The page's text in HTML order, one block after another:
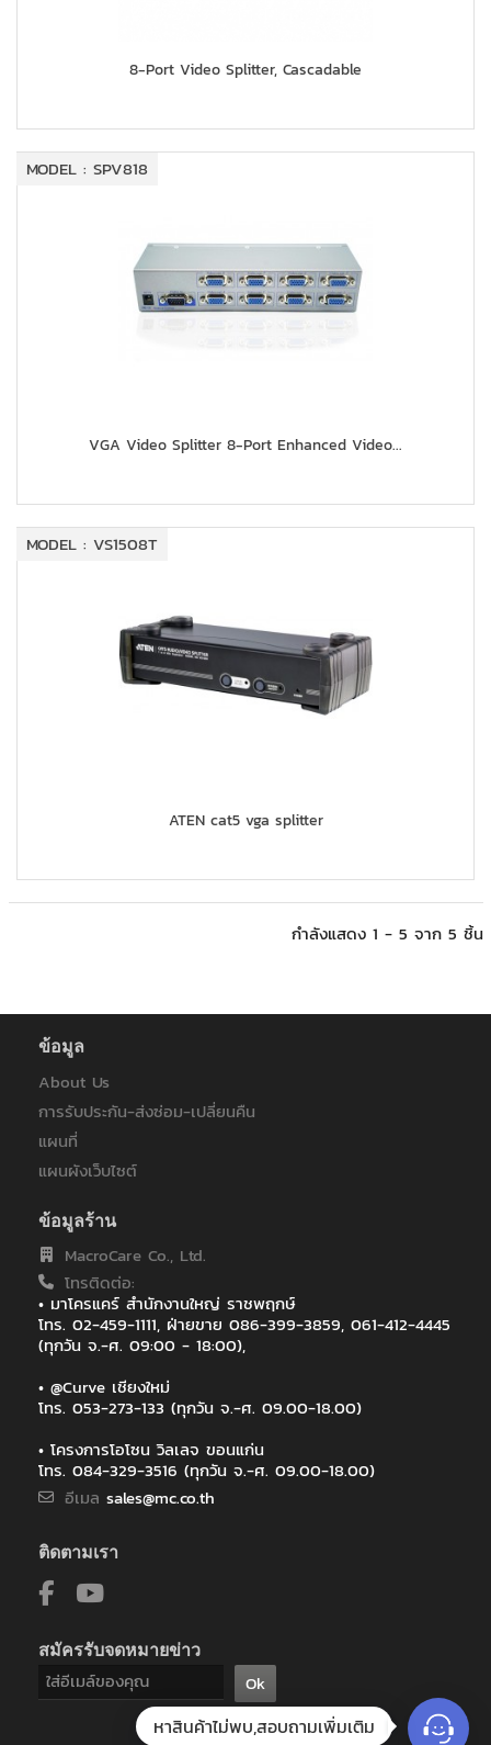
8-Port Video Splitter, Cascadable
MODEL : SPV818
VGA Video Splitter 8-Port Enhanced Video...
MODEL : VS1508T
ATEN cat5 vga splitter
กำลังแสดง 1 - 5 จาก 5 ชิ้น
ข้อมูล
About Us
การรับประกัน-ส่งซ่อม-เปลี่ยนคืน
แผนที่
แผนผังเว็บไซต์
ข้อมูลร้าน
MacroCare Co., Ltd.
โทรติดต่อ:
• มาโครแคร์ สำนักงานใหญ่ ราชพฤกษ์
โทร. 02-459-1111, ฝ่ายขาย 086-399-3859, 061-412-4445
(ทุกวัน จ.-ศ. 09:00 - 18:00),
• @Curve เชียงใหม่
โทร. 053-273-133 (ทุกวัน จ.-ศ. 09.00-18.00)
• โครงการโอโซน วิลเลจ ขอนแก่น
โทร. 084-329-3516 (ทุกวัน จ.-ศ. 09.00-18.00)
อีเมล sales@mc.co.th
ติดตามเรา
สมัครรับจดหมายข่าว
Ok
หาสินค้าไม่พบ,สอบถามเพิ่มเติม